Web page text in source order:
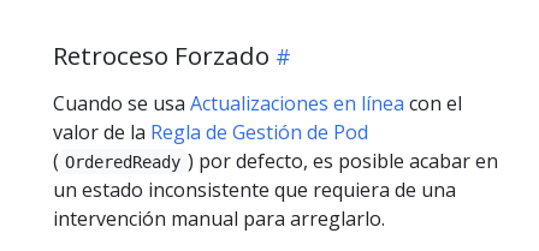
Retroceso Forzado
Cuando se usa Actualizaciones en línea con el
valor de la Regla de Gestión de Pod
( OrderedReady ) por defecto, es posible acabar en
un estado inconsistente que requiera de una
intervención manual para arreglarlo.